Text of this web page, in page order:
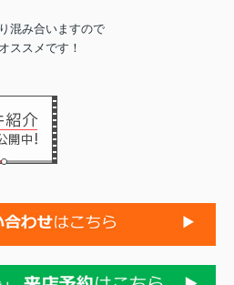
混み合いますので
ススメです！